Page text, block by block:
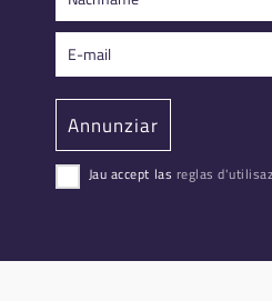
Jau accept las reglas